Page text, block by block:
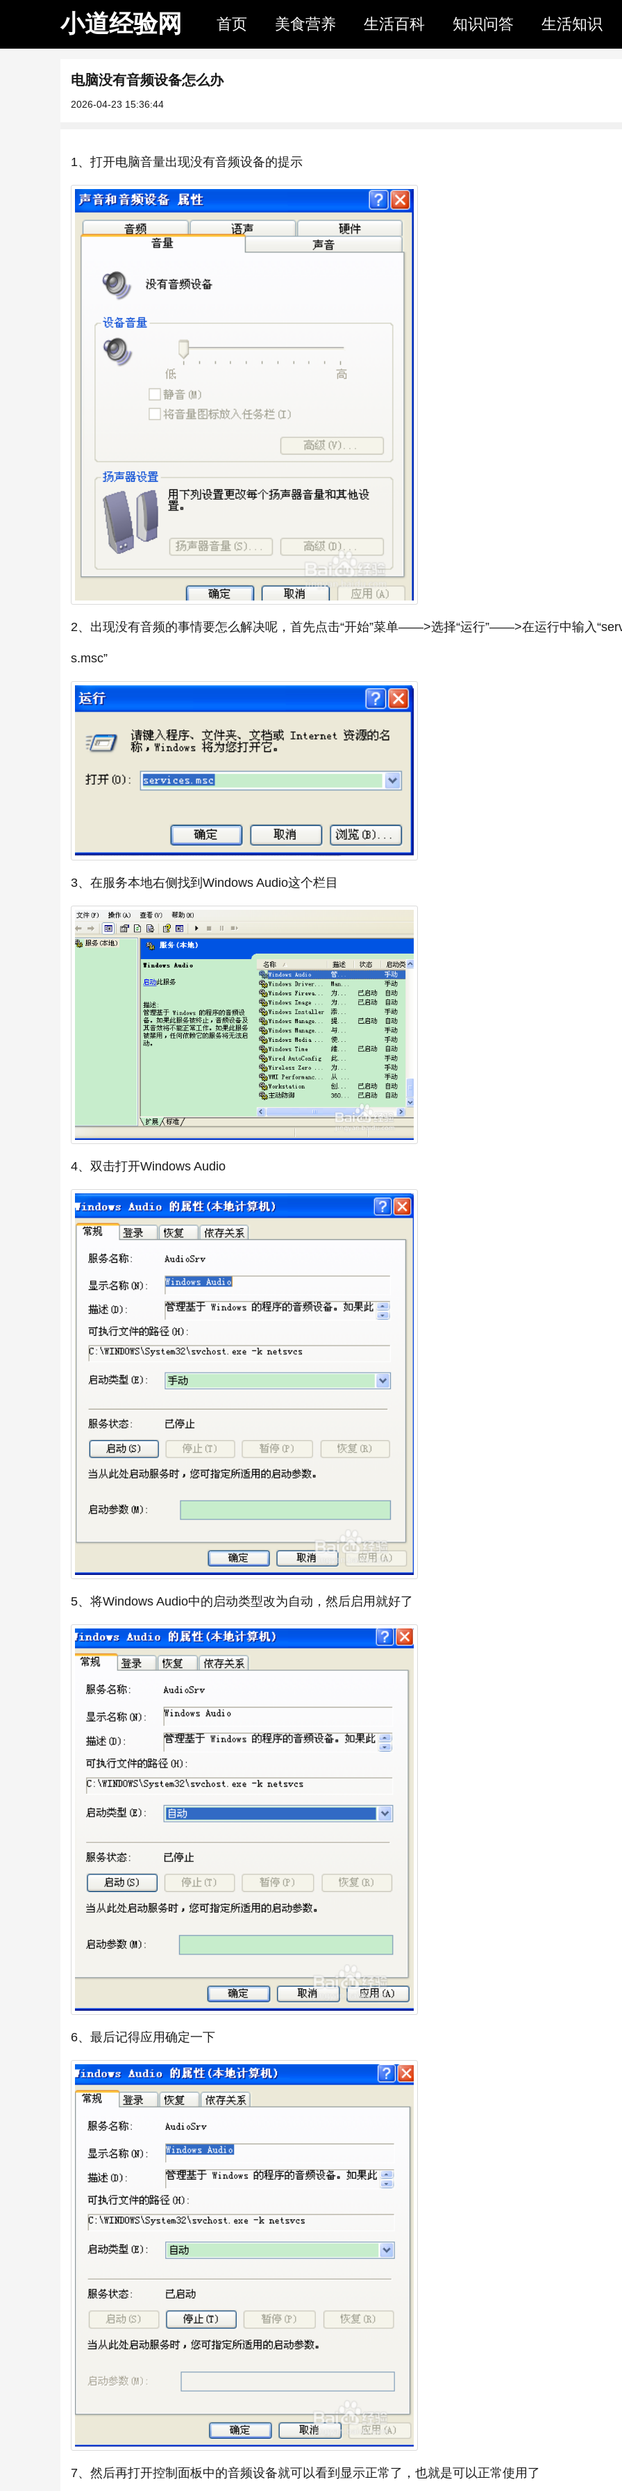
小道经验网 首页 美食营养 生活百科 知识问答 生活知识
电脑没有音频设备怎么办
2026-04-23 15:36:44
1、打开电脑音量出现没有音频设备的提示
2、出现没有音频的事情要怎么解决呢，首先点击“开始”菜单——>选择“运行”——>在运行中输入
s.msc”
3、在服务本地右侧找到Windows Audio这个栏目
4、双击打开Windows Audio
5、将Windows Audio中的启动类型改为自动，然后启用就好了
6、最后记得应用确定一下
7、然后再打开控制面板中的音频设备就可以看到显示正常了，也就是可以正常使用了